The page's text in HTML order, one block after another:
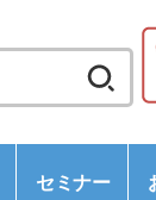
セミナー